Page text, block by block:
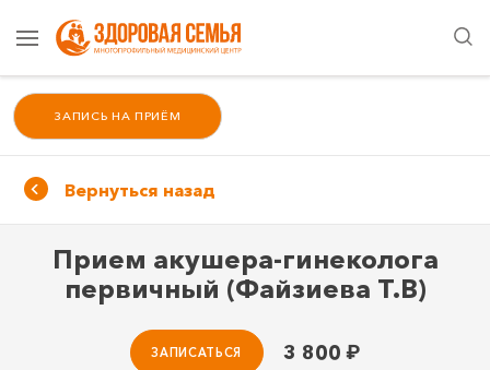
ЗАПИСЬ НА ПРИЁМ
Вернуться назад
Прием акушера-гинеколога
первичный (Файзиева Т.В)
3 800 ₽
ЗАПИСАТЬСЯ